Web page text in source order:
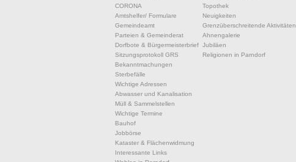
CORONA
Amtshelfer/ Formulare
Gemeindeamt
Parteien & Gemeinderat
Dorfbote & Bürgermeisterbrief
Sitzungsprotokoll GRS
Bekanntmachungen
Sterbefälle
Wichtige Adressen
Abwasser und Kanalisation
Müll & Sammelstellen
Wichtige Termine
Bauhof
Jobbörse
Kataster & Flächenwidmung
Interessante Links
Topothek
Neuigkeiten
Grenzüberschreitende Aktivitäten
Ahnengalerie
Jubiläen
Religionen in Parndorf